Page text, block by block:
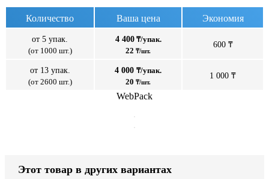
Количество Ваша цена Экономия
от 5 упак.
(от 1000 шт.)
4 400₸/упак.
22 ₸/шт.
600 ₸
от 13 упак.
(от 2600 шт.)
4 000 ₸/упак.
20 ₸/шт.
1 000 ₸
WebPack
Этот товар в других вариантах